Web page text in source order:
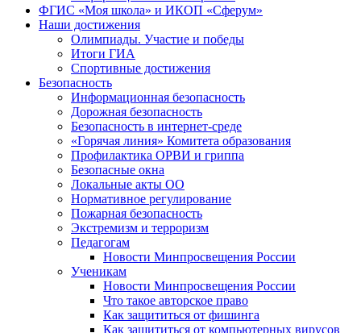
ФГИС «Моя школа» и ИКОП «Сферум»
Наши достижения
Олимпиады. Участие и победы
Итоги ГИА
Спортивные достижения
Безопасность
Информационная безопасность
Дорожная безопасность
Безопасность в интернет-среде
«Горячая линия» Комитета образования
Профилактика ОРВИ и гриппа
Безопасные окна
Локальные акты ОО
Нормативное регулирование
Пожарная безопасность
Экстремизм и терроризм
Педагогам
Новости Минпросвещения России
Ученикам
Новости Минпросвещения России
Что такое авторское право
Как защититься от фишинга
Как защититься от компьютерных вирусов